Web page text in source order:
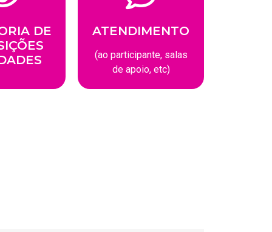
DE
ATENDIMENTO
(ao participante, salas
de apoio, etc)